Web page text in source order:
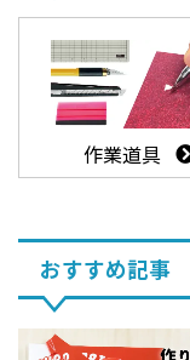
作業道具
おすすめ記事